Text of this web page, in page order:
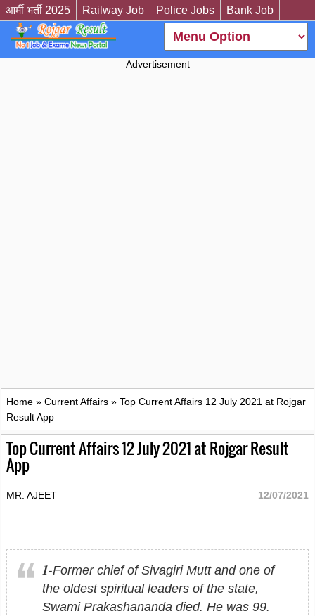
आर्मी भर्ती 2025 Railway Job Police Jobs Bank Job
Advertisement
Home » Current Affairs » Top Current Affairs 12 July 2021 at Rojgar
Result App
Top Current Affairs 12 July 2021 at Rojgar Result
App
MR. AJEET 12/07/2021
1-Former chief of Sivagiri Mutt and one of
the oldest spiritual leaders of the state,
Swami Prakashananda died. He was 99.